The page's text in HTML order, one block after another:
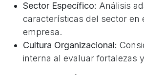
Sector Específico: Análisis
características del sector en
empresa.
Cultura Organizacional:
interna al evaluar fortalezas